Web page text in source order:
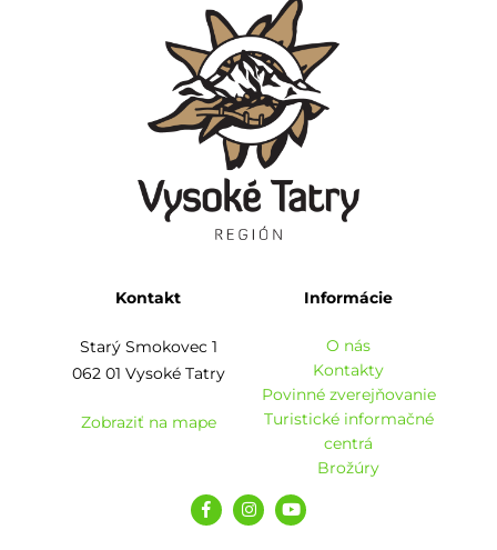
Kontakt
Starý Smokovec 1
062 01 Vysoké Tatry
Zobraziť na mape
Informácie
O nás
Kontakty
Povinné zverejňovanie
Turistické informačné
centrá
Brožúry